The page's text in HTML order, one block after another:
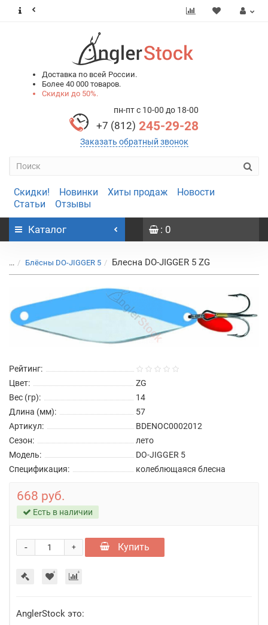
Доставка по всей России.
Более 40 000 товаров.
Скидки до 50%.
пн-пт с 10-00 до 18-00
+7 (812) 245-29-28
Заказать обратный звонок
Скидки! Новинки Хиты продаж
Новости
Статьи
Отзывы
Каталог : 0
... Блёсны DO-JIGGER 5 Блесна DO-JIGGER 5 ZG
Рейтинг:
Цвет:
ZG
Вес (гр):
14
Длина (мм):
57
Артикул:
BDENOC0002012
Сезон:
лето
Модель:
DO-JIGGER 5
Спецификация:
колеблющаяся блесна
668 руб.
Есть в наличии
+
- Купить
AnglerStock это: